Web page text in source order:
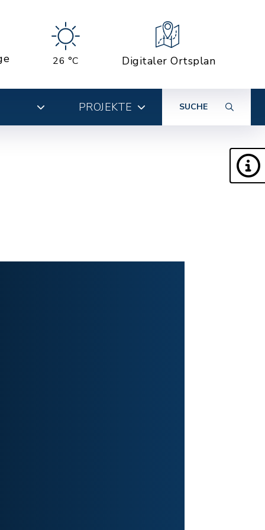
26 °C Digitaler Ortsplan
PROJEKTE SUCHE